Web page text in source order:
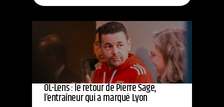
OL-Lens : le retour de Pierre Sage,
l’entraîneur qui a marqué Lyon